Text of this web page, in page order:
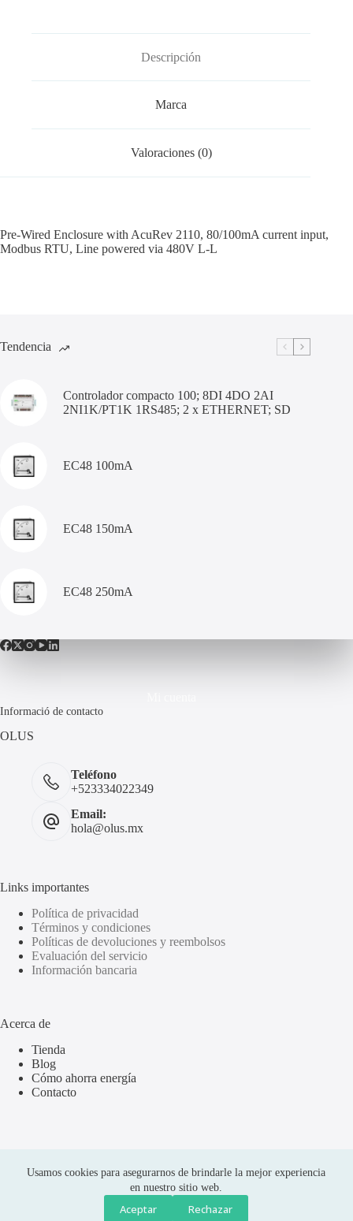
Usamos cookies para asegurarnos de brindarle la mejor experiencia
en nuestro sitio web.
Aceptar Rechazar
rti
r
Descripción
Marca
Valoraciones (0)
Pre-Wired Enclosure with AcuRev 2110, 80/100mA current input,
Modbus RTU, Line powered via 480V L-L
Tendencia
Controlador compacto 100; 8DI 4DO 2AI
2NI1K/PT1K 1RS485; 2 x ETHERNET; SD
EC48 100mA
EC48 150mA
EC48 250mA
Informació de contacto
OLUS
Teléfono
+523334022349
Email:
hola@olus.mx
Links importantes
Política de privacidad
Términos y condiciones
Políticas de devoluciones y reembolsos
Evaluación del servicio
Información bancaria
Acerca de
Tienda
Blog
Cómo ahorra energía
Contacto